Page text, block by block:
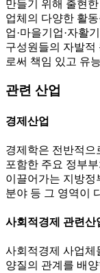
만들기 위해 출현
업체의 다양한 활
업·마을기업·자활
구성원들의 자발적
로써 책임 있고 유
관련 산업
경제산업
경제학은 전반적으
포함한 주요 정부
이끌어가는 지방정
분야 등 그 영역이
사회적경제 관련산
사회적경제 사업체
양질의 관계를 배